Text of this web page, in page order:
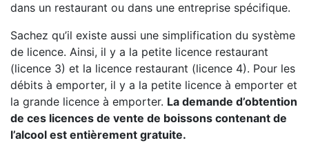
dans un restaurant ou dans une entreprise spécifique.
Sachez qu’il existe aussi une simplification du système
de licence. Ainsi, il y a la petite licence restaurant
(licence 3) et la licence restaurant (licence 4). Pour les
débits à emporter, il y a la petite licence à emporter et
la grande licence à emporter. La demande d’obtention
de ces licences de vente de boissons contenant de
l’alcool est entièrement gratuite.